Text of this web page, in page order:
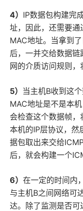
4） IP数据包构建完
址，因此，还需要通
MAC地址。当拿到
后，一并交给数据
网的介质访问规则，
5） 当主机B收到这
MAC地址是不是本
会检查这个数据帧
本机的IP层协议，然
据包取出来交给
后，就会构建一个
6） 在一定的时间内
与主机B之间网络可
达。除了监测是否